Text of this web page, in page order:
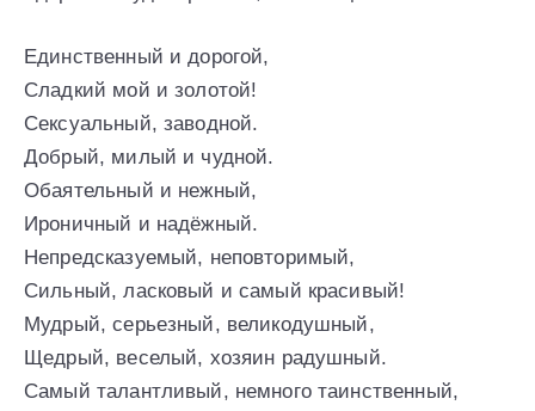
Единственный и дорогой,
Сладкий мой и золотой!
Сексуальный, заводной.
Добрый, милый и чудной.
Обаятельный и нежный,
Ироничный и надёжный.
Непредсказуемый, неповторимый,
Сильный, ласковый и самый красивый!
Мудрый, серьезный, великодушный,
Щедрый, веселый, хозяин радушный.
Самый талантливый, немного таинственный,